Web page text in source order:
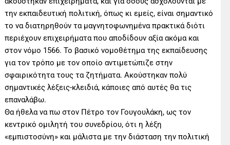
την εκπαιδευτική πολιτική, όπως κι εμείς, είναι σημαντικό
το να διατηρηθούν τα μαγνητοφωνημένα πρακτικά διότι
περιέχουν επιχειρήματα που αποδίδουν αξία ακόμα και
στον νόμο 1566. Το βασικό νομοθέτημα της εκπαίδευσης
για τον τρόπο με τον οποίο αντιμετώπιζε στην
σφαιρικότητα τους τα ζητήματα. Ακούστηκαν πολύ
σημαντικές λέξεις-κλειδιά, κάποιες από αυτές θα τις
επαναλάβω.
Θα ήθελα να πω στον Πέτρο τον Γουγουλάκη, ως τον
κεντρικό ομιλητή του συνεδρίου, ότι η λέξη
«εμπιστοσύνη» και μάλιστα με την διάσταση την πολιτική